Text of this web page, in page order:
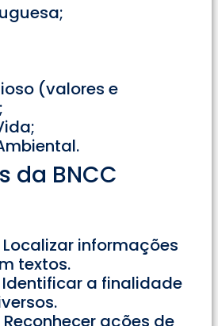
(valores e
da BNCC
informações
textos.
a finalidade
Reconhecer ações de